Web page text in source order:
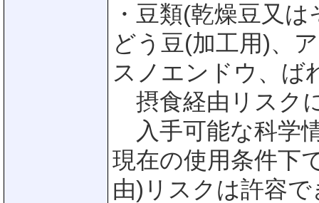
・豆類(乾燥豆又
どう豆(加工用)、
スノエンドウ、ば
摂食経由リスク
入手可能な科学
現在の使用条件下
由)リスクは許容